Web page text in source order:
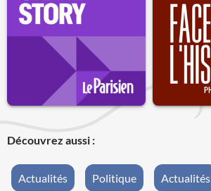
Découvrez aussi :
Actualités Politique Actualités